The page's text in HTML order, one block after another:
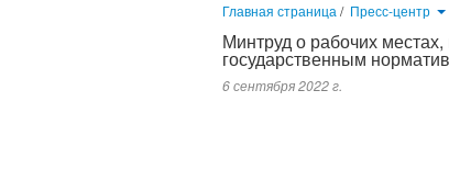
Главная страница / Пресс-центр
Минтруд о рабочих
государственным
6 сентября 2022 г.